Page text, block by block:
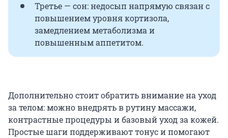
Третье — сон: недосып напрямую связан с
повышением уровня кортизола,
замедлением метаболизма и
повышенным аппетитом.
Дополнительно стоит обратить внимание на уход
за телом: можно внедрять в рутину массажи,
контрастные процедуры и базовый уход за кожей.
Простые шаги поддерживают тонус и помогают